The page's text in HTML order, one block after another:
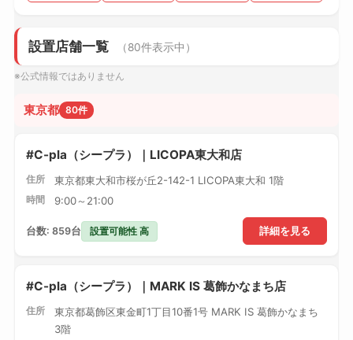
設置店舗一覧 （80件表示中）
※公式情報ではありません
東京都 80件
#C-pla（シープラ）｜LICOPA東大和店
住所 東京都東大和市桜が丘2-142-1 LICOPA東大和 1階
時間 9:00～21:00
詳細を見る
台数: 859台 設置可能性 高
#C-pla（シープラ）｜MARK IS 葛飾かなまち店
住所
東京都葛飾区東金町1丁目10番1号 MARK IS 葛飾かなまち
3階